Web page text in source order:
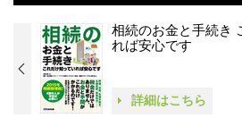
相続のお金と手続き
れば安心です
詳細はこちら